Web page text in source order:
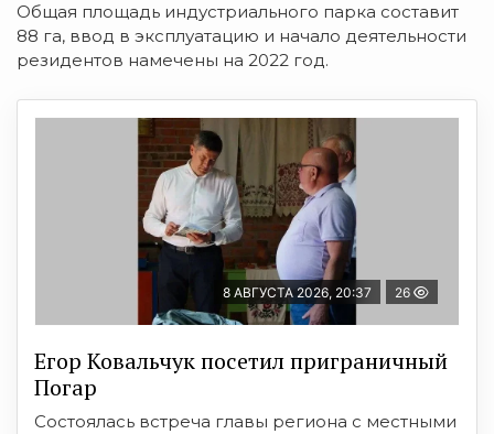
Общая площадь индустриального парка составит
88 га, ввод в эксплуатацию и начало деятельности
резидентов намечены на 2022 год.
8 АВГУСТА 2026, 20:37 26
Егор Ковальчук посетил приграничный
Погар
Состоялась встреча главы региона с местными